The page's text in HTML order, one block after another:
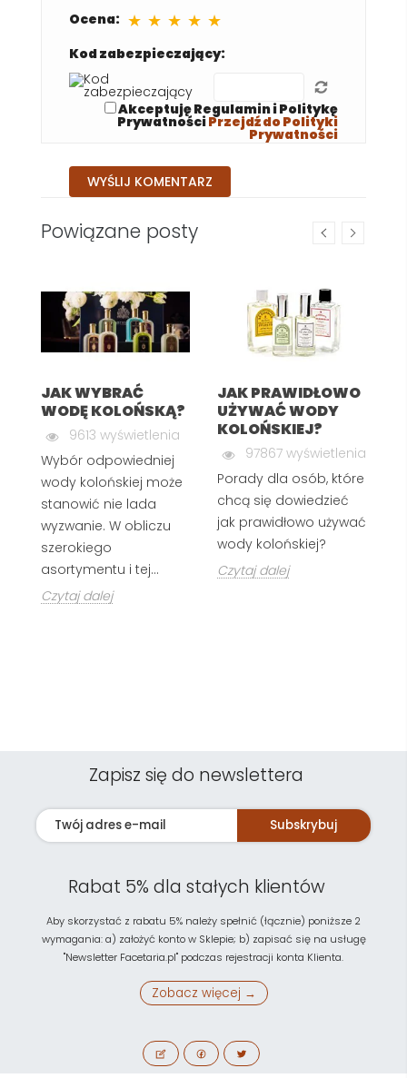
Ocena: ★ ★ ★ ★ ★
Kod zabezpieczający:
Akceptuję Regulamin i Politykę
PrywatnościPrzejdź do Polityki
Prywatności
Powiązane posty
JAK WYBRAĆ
WODĘ KOLOŃSKĄ?
9613 wyświetlenia
Wybór odpowiedniej
wody kolońskiej może
stanowić nie lada
wyzwanie. W obliczu
szerokiego
asortymentu i tej...
Czytaj dalej
JAK PRAWIDŁOWO
UŻYWAĆ WODY
KOLOŃSKIEJ?
97867 wyświetlenia
Porady dla osób, które
chcą się dowiedzieć
jak prawidłowo używać
wody kolońskiej?
Czytaj dalej
Zapisz się do newslettera
Subskrybuj
Rabat 5% dla stałych klientów
Aby skorzystać z rabatu 5% należy spełnić (łącznie) poniższe 2
wymagania: a) założyć konto w Sklepie; b) zapisać się na usługę
"Newsletter Facetaria.pl" podczas rejestracji konta Klienta.
Zobacz więcej →